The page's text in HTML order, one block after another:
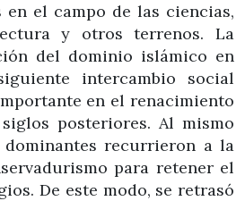
en el campo de las ciencias,
y otros terrenos. La
del dominio islámico en
intercambio social
en el renacimiento
posteriores. Al mismo
dominantes recurrieron a la
para retener el
De este modo, se retrasó